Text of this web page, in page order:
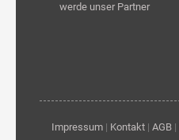
werde unser Partner
Impressum| Kontakt| AGB|